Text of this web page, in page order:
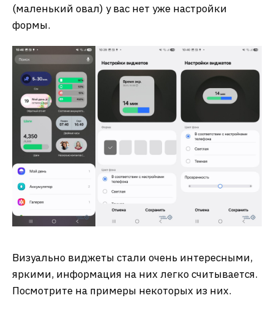
(маленький овал) у вас нет уже настройки
формы.
Визуально виджеты стали очень интересными,
яркими, информация на них легко считывается.
Посмотрите на примеры некоторых из них.